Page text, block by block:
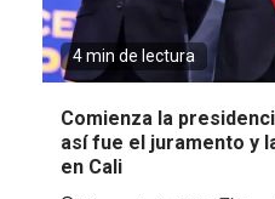
4 min de lectura
Comienza la
así fue el juramento y
en Cali